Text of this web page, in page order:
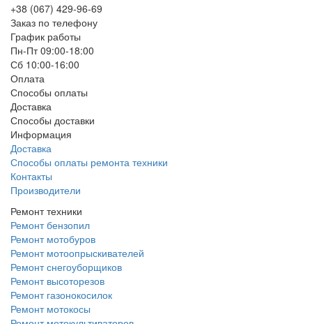
+38 (067) 429-96-69
Заказ по телефону
График работы
Пн-Пт 09:00-18:00
Сб 10:00-16:00
Оплата
Способы оплаты
Доставка
Способы доставки
Информация
Доставка
Способы оплаты ремонта техники
Контакты
Производители
Ремонт техники
Ремонт бензопил
Ремонт мотобуров
Ремонт мотоопрыскивателей
Ремонт снегоуборщиков
Ремонт высоторезов
Ремонт газонокосилок
Ремонт мотокосы